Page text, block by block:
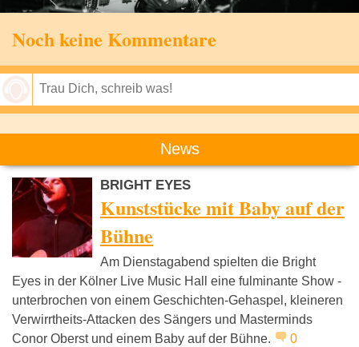
Noch keine Kommentare
News
BRIGHT EYES
Kunststücke mit Baby auf der
Bühne
Am Dienstagabend spielten die Bright
Eyes in der Kölner Live Music Hall eine fulminante Show -
unterbrochen von einem Geschichten-Gehaspel, kleineren
Verwirrtheits-Attacken des Sängers und Masterminds
Conor Oberst und einem Baby auf der Bühne.
0